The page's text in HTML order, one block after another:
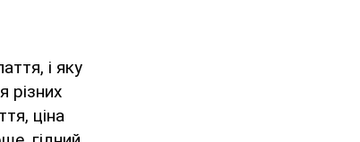
і яку
різних
ціна